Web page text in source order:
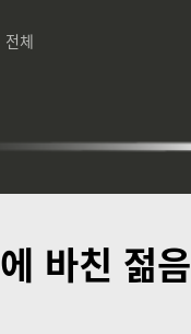
전체
바친 젊음